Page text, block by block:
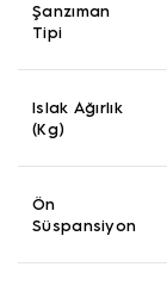
Şanzıman
Tipi
Islak Ağırlık
(Kg)
Ön
Süspansiyon